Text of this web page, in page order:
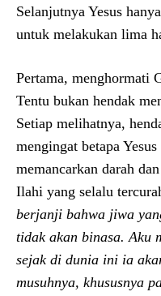
Selanjutnya Yesus
untuk melakukan lima
Pertama, menghormati
Tentu bukan hendak
Setiap melihatnya,
mengingat betapa
memancarkan darah
Ilahi yang selalu
berjanji bahwa jiwa
tidak akan binasa. Aku
sejak di dunia ini ia
musuhnya, khususnya